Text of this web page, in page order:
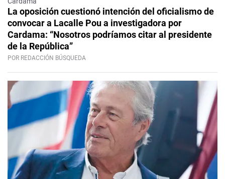
La oposición cuestionó intención del oficialismo de
convocar a Lacalle Pou a investigadora por
Cardama: “Nosotros podríamos citar al presidente
de la República”
POR REDACCIÓN BÚSQUEDA